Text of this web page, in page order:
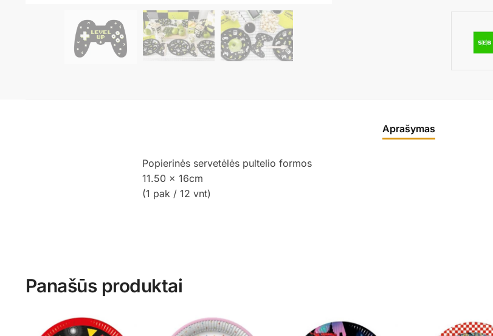
Aprašymas
Popierinės servetėlės pultelio formos
11.50 x 16cm
(1 pak / 12 vnt)
Panašūs produktai